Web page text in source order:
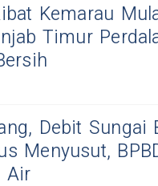
Kemarau
Timur
Debit Sungai
Menyusut,
Air